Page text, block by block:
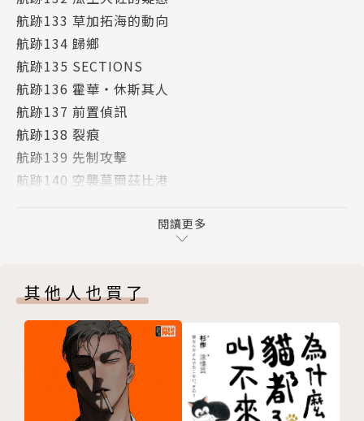
航跡133 草加拓海的動向
航跡134 歸鄉
航跡135 SECTIONS
航跡136 霍華・休斯其人
航跡137 前置偵訊
航跡138 裂痕
航跡139 先制攻擊
航跡140 空襲莫爾茲比港
航跡142 丹皮爾海峽的黎明
版權頁
閱讀更多
其他人也買了